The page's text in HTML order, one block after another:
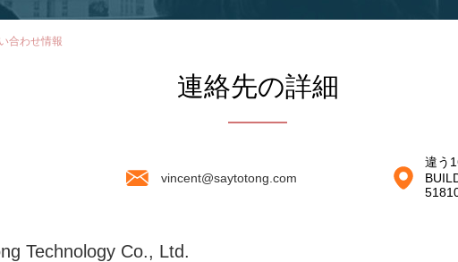
合わせ情報
連絡先の詳細
vincent@saytotong.com
違う
Technology Co., Ltd.